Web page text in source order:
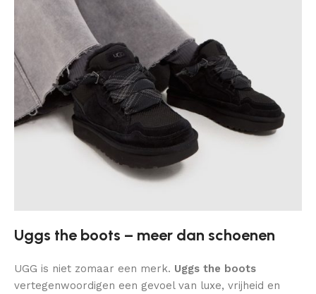
Uggs the boots – meer dan schoenen
UGG is niet zomaar een merk. Uggs the boots
vertegenwoordigen een gevoel van luxe, vrijheid en